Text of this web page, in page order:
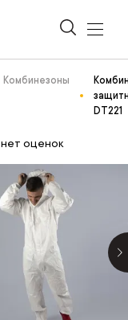
Комбинезоны
DT221
нет оценок